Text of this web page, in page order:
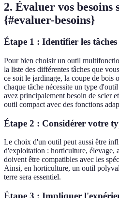
2. Évaluer vos besoins
{#evaluer-besoins}
Étape 1 : Identifier les
Pour bien choisir un outil
la liste des différentes tâches que
ce soit le jardinage, la coupe de bois
chaque tâche nécessite un type
avez principalement besoin de scier
outil compact avec des fonctions
Étape 2 : Considérer votre
Le choix d'un outil peut aussi être
d'exploitation : horticulture, élevage,
doivent être compatibles avec les
Ainsi, en horticulture, un outil
terre sera essentiel.
Étape 3 : Impliquer